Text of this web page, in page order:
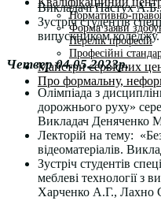
Нормативно-
Форма заяви
Перелік професій
Професійні
Майстри сервісних
Про формальну,
Викладачі Пастух
Зустріч студентів
випускником
Четвер 04.05.2023р.
Олімпіада з
дорожнього руху»
Викладач Деняченко
Лекторій на тему:
відеоматеріалів.
Зустріч студентів
меблеві технології з
Харченко А.Г., Лахно